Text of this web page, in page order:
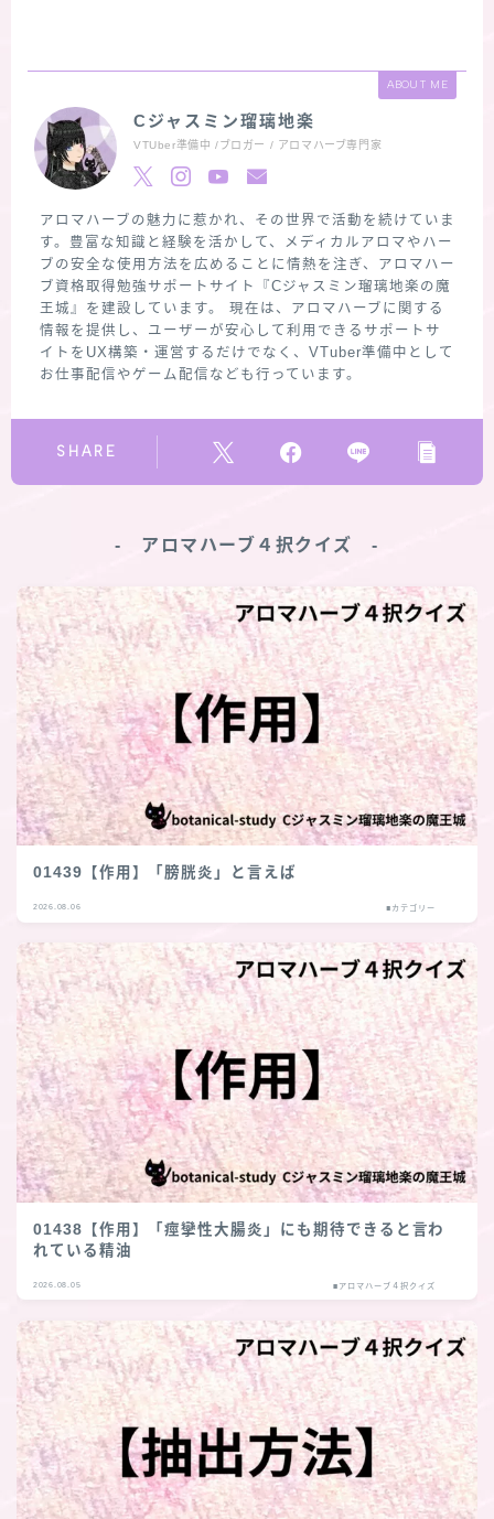
ABOUT ME
Cジャスミン瑠璃地楽
VTUber準備中 /ブロガー / アロマハーブ専門家
アロマハーブの魅力に惹かれ、その世界で活動を続けていま
す。豊富な知識と経験を活かして、メディカルアロマやハー
ブの安全な使用方法を広めることに情熱を注ぎ、アロマハー
ブ資格取得勉強サポートサイト『Cジャスミン瑠璃地楽の魔
王城』を建設しています。 現在は、アロマハーブに関する
情報を提供し、ユーザーが安心して利用できるサポートサ
イトをUX構築・運営するだけでなく、VTuber準備中として
お仕事配信やゲーム配信なども行っています。
SHARE
‐ アロマハーブ４択クイズ ‐
01439【作用】「膀胱炎」と言えば
2026.08.06 ■カテゴリー
01438【作用】「痙攣性大腸炎」にも期待できると言わ
れている精油
2026.08.05 ■アロマハーブ４択クイズ